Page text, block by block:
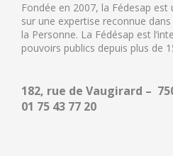
Fondée en 2007, la Fédesap est
sur une expertise reconnue
la Personne. La Fédésap est
pouvoirs publics depuis plus de
182, rue de Vaugirard –
01 75 43 77 20